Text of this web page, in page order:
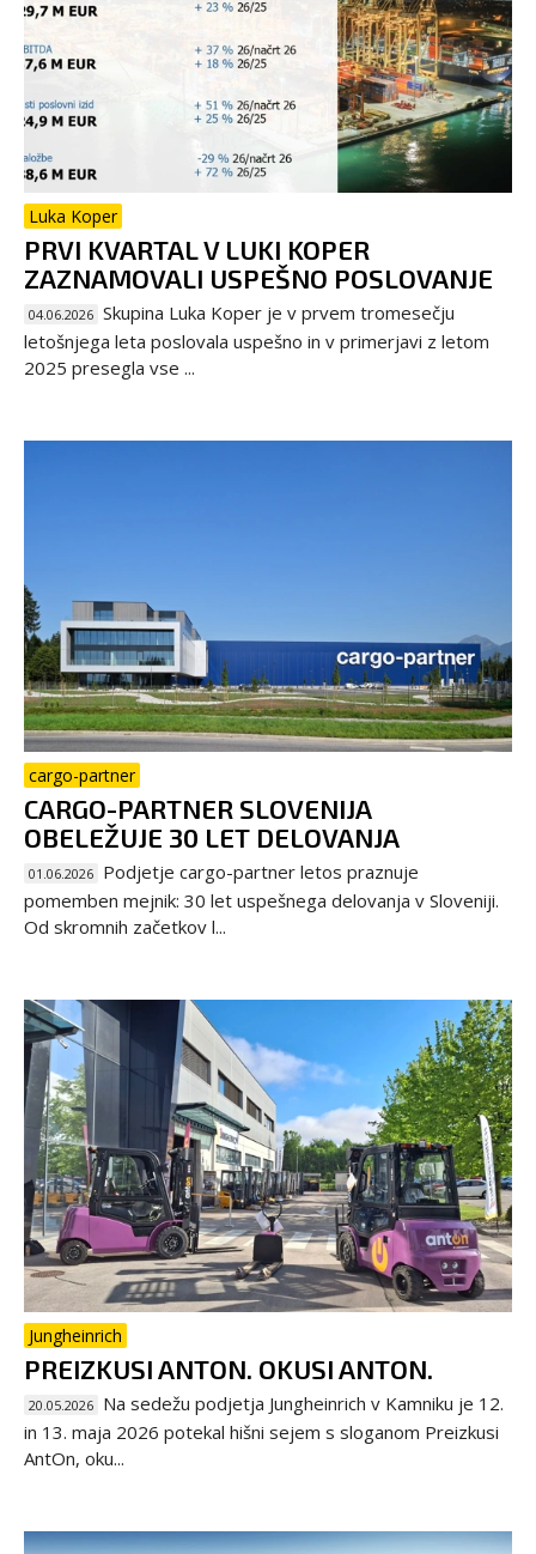
Luka Koper
PRVI KVARTAL V LUKI KOPER
ZAZNAMOVALI USPEŠNO POSLOVANJE
04.06.2026 Skupina Luka Koper je v prvem tromesečju
letošnjega leta poslovala uspešno in v primerjavi z letom
2025 presegla vse ...
cargo-partner
CARGO-PARTNER SLOVENIJA
OBELEŽUJE 30 LET DELOVANJA
01.06.2026 Podjetje cargo-partner letos praznuje
pomemben mejnik: 30 let uspešnega delovanja v Sloveniji.
Od skromnih začetkov l...
Jungheinrich
PREIZKUSI ANTON. OKUSI ANTON.
20.05.2026 Na sedežu podjetja Jungheinrich v Kamniku je 12.
in 13. maja 2026 potekal hišni sejem s sloganom Preizkusi
AntOn, oku...